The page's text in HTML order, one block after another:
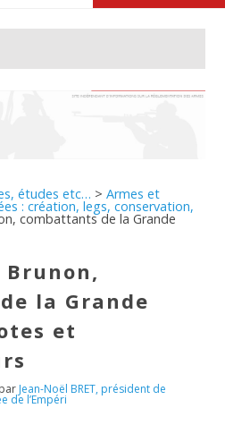
études etc… >Armes et
: création, legs, conservation,
combattants de la Grande
Brunon,
la Grande
et
par Jean-Noël BRET, président de
de l’Empéri